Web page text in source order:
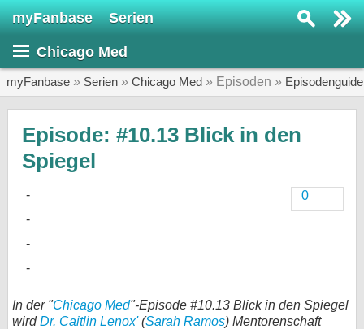
myFanbase Serien
Chicago Med
myFanbase » Serien » Chicago Med » Episoden » Episodenguide
Episode: #10.13 Blick in den
Spiegel
0
In der "Chicago Med"-Episode #10.13 Blick in den Spiegel
wirdDr. Caitlin Lenox'(Sarah Ramos) Mentorenschaft
SERIEN
Kolumnen
Gewinnspiele